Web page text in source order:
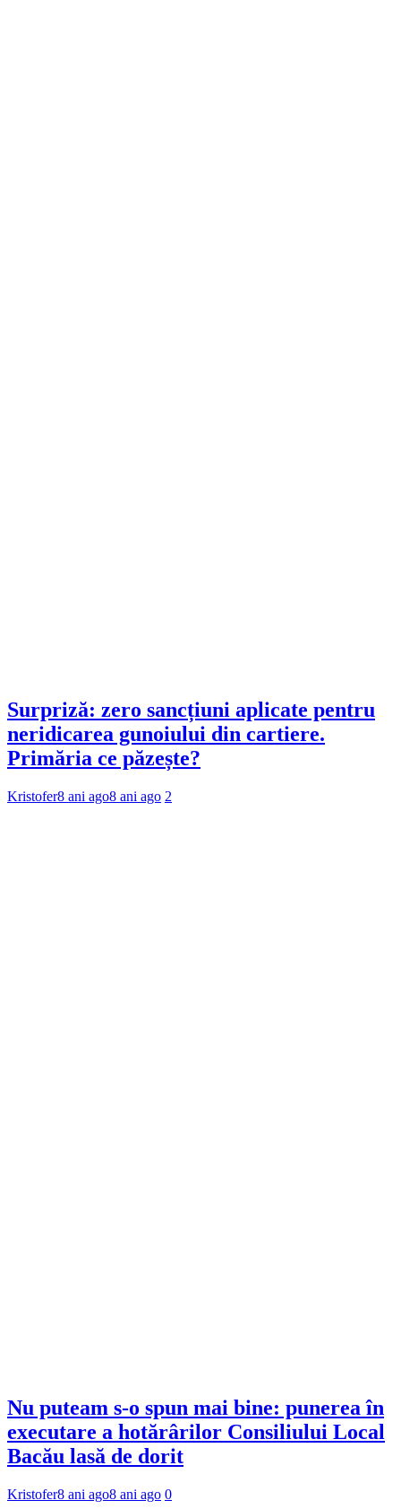
Surpriză: zero sancțiuni aplicate pentru
neridicarea gunoiului din cartiere.
Primăria ce păzește?
Kristofer8 ani ago8 ani ago 2
Nu puteam s-o spun mai bine: punerea în
executare a hotărârilor Consiliului Local
Bacău lasă de dorit
Kristofer8 ani ago8 ani ago 0